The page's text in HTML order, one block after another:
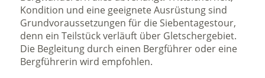
Kondition und eine geeignete Ausrüstung sind
Grundvoraussetzungen für die Siebentagestour,
denn ein Teilstück verläuft über Gletschergebiet.
Die Begleitung durch einen Bergführer oder eine
Bergführerin wird empfohlen.